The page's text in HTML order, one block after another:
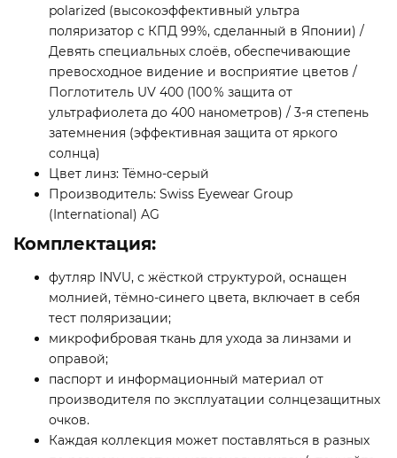
polarized (высокоэффективный ультра
поляризатор с КПД 99%, сделанный в Японии) /
Девять специальных слоёв, обеспечивающие
превосходное видение и восприятие цветов /
Поглотитель UV 400 (100 % защита от
ультрафиолета до 400 нанометров) / 3-я степень
затемнения (эффективная защита от яркого
солнца)
Цвет линз: Тёмно-серый
Производитель: Swiss Eyewear Group
(International) AG
Комплектация:
футляр INVU, с жёсткой структурой, оснащен
молнией, тёмно-синего цвета, включает в себя
тест поляризации;
микрофибровая ткань для ухода за линзами и
оправой;
паспорт и информационный материал от
производителя по эксплуатации солнцезащитных
очков.
Каждая коллекция может поставляться в разных